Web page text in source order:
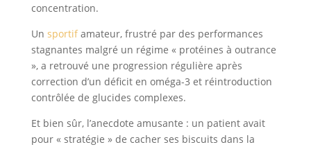
concentration.
Un sportifamateur, frustré par des performances
stagnantes malgré un régime « protéines à outrance
», a retrouvé une progression régulière après
correction d’un déficit en oméga-3 et réintroduction
contrôlée de glucides complexes.
Et bien sûr, l’anecdote amusante : un patient avait
pour « stratégie » de cacher ses biscuits dans la